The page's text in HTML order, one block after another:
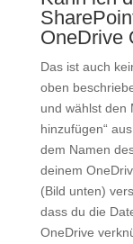
OneDrive
Das ist auch
oben
und wählst den
hinzufügen“
dem Namen
deinem
(Bild unten)
dass du die
OneDrive